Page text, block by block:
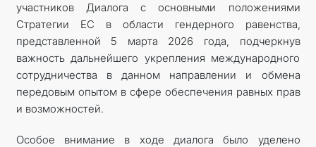
участников Диалога с основными положениями
Стратегии ЕС в области гендерного равенства,
представленной 5 марта 2026 года, подчеркнув
важность дальнейшего укрепления международного
сотрудничества в данном направлении и обмена
передовым опытом в сфере обеспечения равных прав
и возможностей.
Особое внимание в ходе диалога было уделено